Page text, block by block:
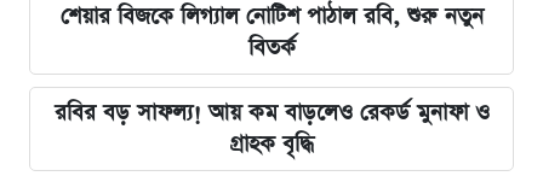
শেয়ার বিজকে লিগ্যাল নোটিশ পাঠাল রবি, শুরু নতুন
বিতর্ক
রবির বড় সাফল্য! আয় কম বাড়লেও রেকর্ড মুনাফা ও
গ্রাহক বৃদ্ধি